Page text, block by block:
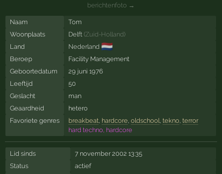
berichtenfoto →
Naam
Tom
Woonplaats
Delft (Zuid-Holland)
Land
Nederland 🇳🇱
Beroep
Facility Management
Geboortedatum
29 juni 1976
Leeftijd
50
Geslacht
man
Geaardheid
hetero
Favoriete genres
breakbeat, hardcore oldschool tekno, terror
hard techno, hardcore
Lid sinds
7 november 2002 13:35
Status
actief